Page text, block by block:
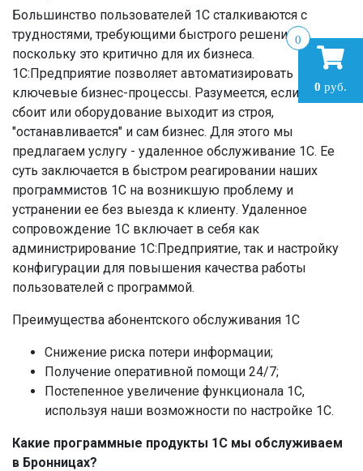
Большинство пользователей 1С сталкиваются с
трудностями, требующими быстрого решения,
поскольку это критично для их бизнеса.
1С:Предприятие позволяет автоматизировать
ключевые бизнес-процессы. Разумеется, если система
сбоит или оборудование выходит из строя,
"останавливается" и сам бизнес. Для этого мы
предлагаем услугу - удаленное обслуживание 1С. Ее
суть заключается в быстром реагировании наших
программистов 1С на возникшую проблему и
устранении ее без выезда к клиенту. Удаленное
сопровождение 1С включает в себя как
администрирование 1С:Предприятие, так и настройку
конфигурации для повышения качества работы
пользователей с программой.
Преимущества абонентского обслуживания 1С
Снижение риска потери информации;
Получение оперативной помощи 24/7;
Постепенное увеличение функционала 1С,
используя наши возможности по настройке 1С.
Какие программные продукты 1С мы обслуживаем
в Бронницах?
0
0 руб.